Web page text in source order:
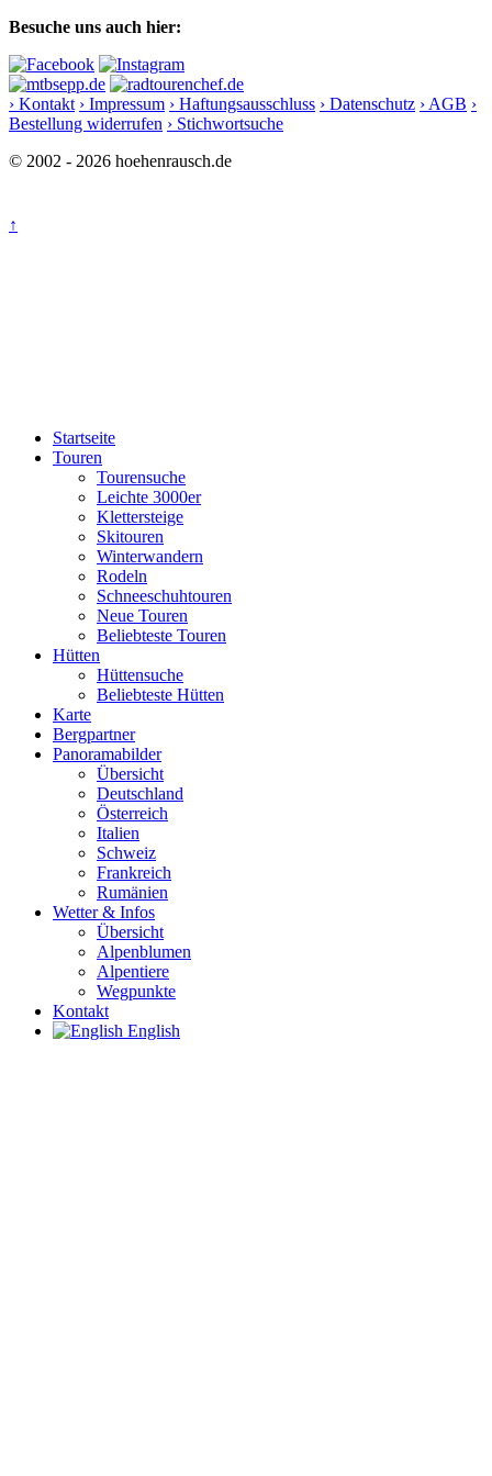
Besuche uns auch hier:
› Kontakt › Impressum › Haftungsausschluss › Datenschutz › AGB ›
Bestellung widerrufen › Stichwortsuche
© 2002 - 2026 hoehenrausch.de
↑
Startseite
Touren
Tourensuche
Leichte 3000er
Klettersteige
Skitouren
Winterwandern
Rodeln
Schneeschuhtouren
Neue Touren
Beliebteste Touren
Hütten
Hüttensuche
Beliebteste Hütten
Karte
Bergpartner
Panoramabilder
Übersicht
Deutschland
Österreich
Italien
Schweiz
Frankreich
Rumänien
Wetter & Infos
Übersicht
Alpenblumen
Alpentiere
Wegpunkte
Kontakt
English